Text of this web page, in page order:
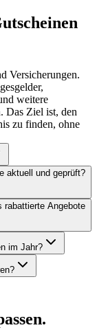
Versicherungen.
weitere
Das Ziel ist, den
zu finden, ohne
aktuell und geprüft?
rabattierte Angebote
im Jahr?